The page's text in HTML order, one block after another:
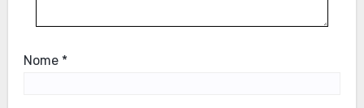
Nome *